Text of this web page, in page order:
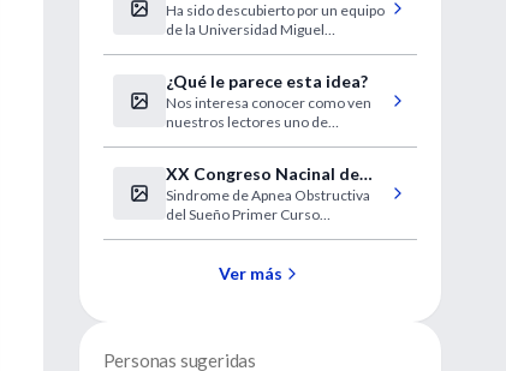
equilibrio de la corteza
cerebral
Ha sido descubierto por un equipo
de la Universidad Miguel
como la esquizofrenia o la
epilepsia.
¿Qué le parece esta idea?
Nos interesa conocer como ven
nuestros lectores uno de
XX Congreso Nacinal de
Otorrinolaringología
Sindrome de Apnea Obstructiva
del Sueño Primer Curso
Ver más
Personas sugeridas